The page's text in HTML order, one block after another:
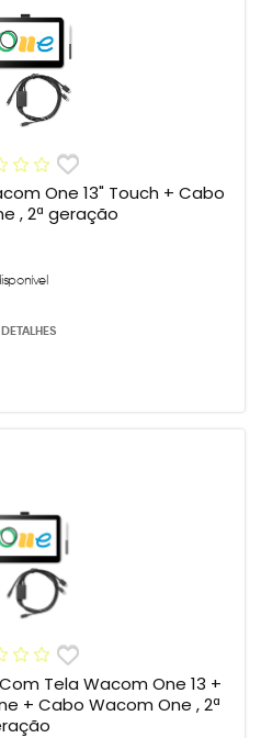
One 13" Touch + Cabo
, 2ª geração
Tela Wacom One 13 +
+ Cabo Wacom One , 2ª